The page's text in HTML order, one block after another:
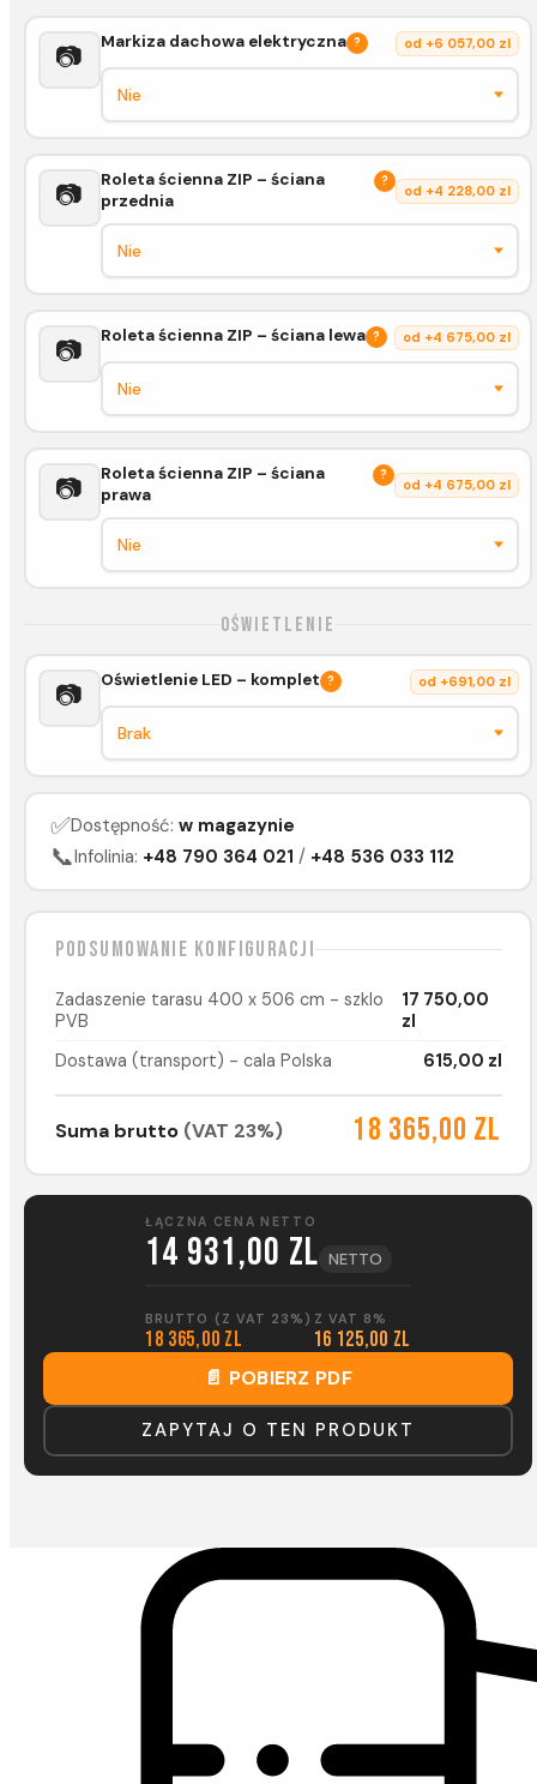
📷 Markiza dachowa elektryczna ? od +6 057,00 zl
📷
Roleta ścienna ZIP – ściana
przednia
?
od +4 228,00 zl
📷 Roleta ścienna ZIP – ściana lewa ? od +4 675,00 zl
📷
Roleta ścienna ZIP – ściana
prawa
?
od +4 675,00 zl
Oświetlenie
📷 Oświetlenie LED – komplet ? od +691,00 zl
✅Dostępność: w magazynie
📞Infolinia: +48 790 364 021 / +48 536 033 112
Podsumowanie konfiguracji
Zadaszenie tarasu 400 x 506 cm - szklo
PVB
17 750,00
zl
Dostawa (transport) - cala Polska
615,00 zl
Suma brutto (VAT 23%) 18 365,00 zl
ŁĄCZNA CENA NETTO
14 931,00 zl NETTO
BRUTTO (Z VAT 23%)
18 365,00 zl
Z VAT 8%
16 125,00 zl
📄 POBIERZ PDF
ZAPYTAJ O TEN PRODUKT